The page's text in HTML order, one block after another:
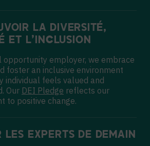
LA DIVERSITÉ,
ET L’INCLUSION
opportunity employer, we embrace
foster an inclusive environment
individual feels valued and
Our DEI Pledge reflects our
to positive change.
LES EXPERTS DE DEMAIN